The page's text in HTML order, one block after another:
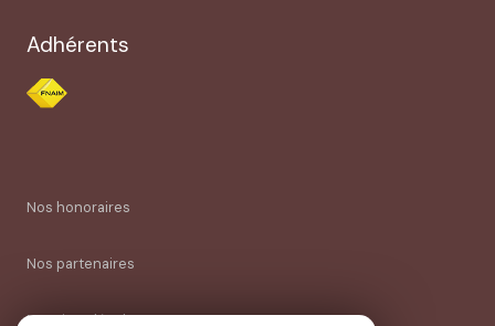
Adhérents
Nos honoraires
Nos partenaires
Mentions légales